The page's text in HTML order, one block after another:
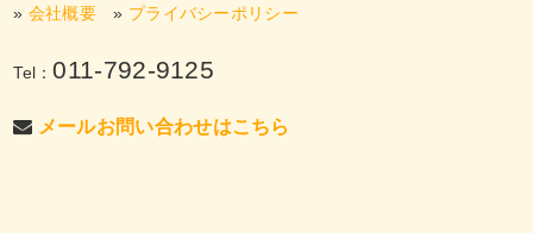
» 会社概要 » プライバシーポリシー
Tel：011-792-9125
メールお問い合わせはこちら